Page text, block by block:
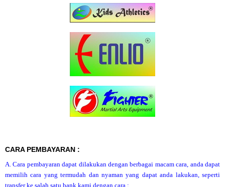
CARA PEMBAYARAN :
A. Cara pembayaran dapat dilakukan dengan berbagai macam cara, anda dapat
memilih cara yang termudah dan nyaman yang dapat anda lakukan, seperti
transfer ke salah satu bank kami dengan cara :